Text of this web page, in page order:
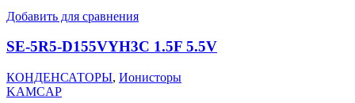
Добавить для сравнения
SE-5R5-D155VYH3C 1.5F 5.5V
КОНДЕНСАТОРЫ, Ионисторы
KAMCAP